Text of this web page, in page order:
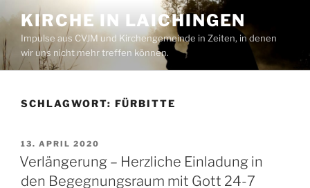
Inhalt
springen
KIRCHE IN LAICHINGEN
Impulse aus CVJM und Kirchengemeinde in Zeiten, in denen
wir uns nicht mehr treffen können.
SCHLAGWORT: FÜRBITTE
VERÖFFENTLICHT
AM
13. APRIL 2020
Verlängerung – Herzliche Einladung in
den Begegnungsraum mit Gott 24-7